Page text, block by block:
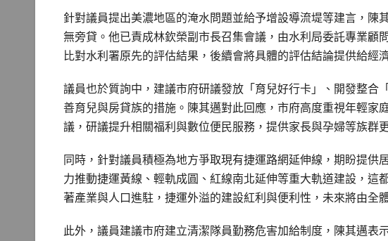
針對議員提出美濃地區的淹水問題並給予增設導流堤等建言，陳
無旁貸。他已責成林欽榮副市長召集會議，由水利局委託專業顧
比對水利署原先的評估結果，後續會將具體的評估結論提供給經
議員也於質詢中，建議市府研議發放「育兒好行卡」、開發整合
善育兒與房貸族的措施。陳其邁對此回應，市府高度重視年輕家
議，研議提升相關福利與數位便民服務，提供家長與孕婦等族群
同時，針對議員積極為地方爭取現有捷運路網延伸線，期盼提供
力推動捷運黃線、輕軌成圓、紅線南北延伸等重大軌道建設，這
著產業與人口進駐，捷運外溢的建設紅利與便利性，未來將由全
此外，議員建議市府建立清潔隊員勤務危害加給制度，陳其邁表